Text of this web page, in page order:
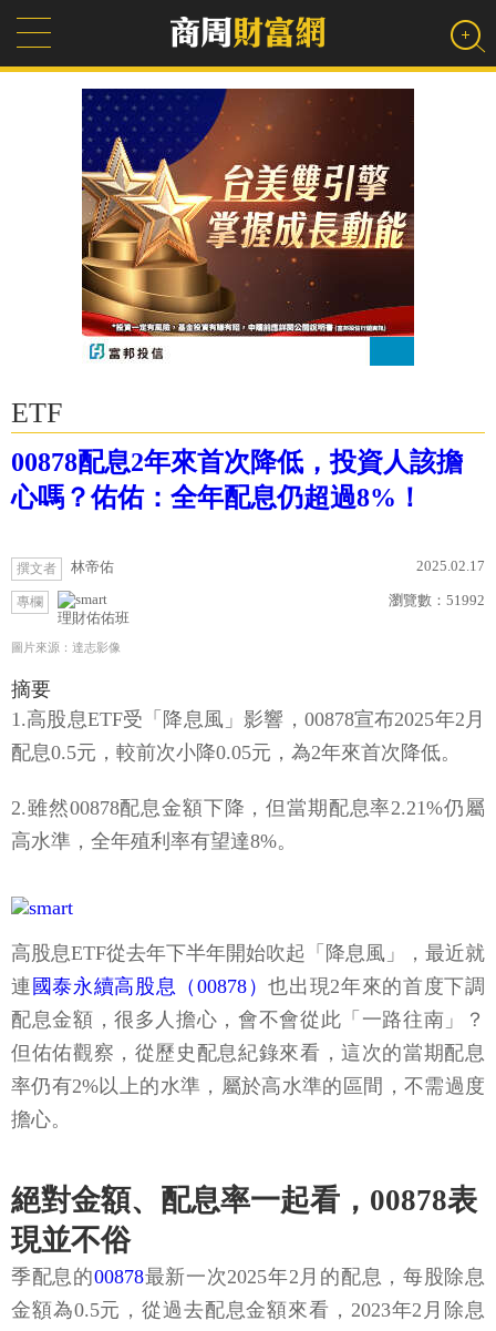
ETF
00878配息2年來首次降低，投資人該擔
心嗎？佑佑：全年配息仍超過8%！
撰文者 林帝佑 2025.02.17
專欄
理財佑佑班
瀏覽數： 51992
圖片來源：達志影像
摘要
1.高股息ETF受「降息風」影響，00878宣布2025年2月
配息0.5元，較前次小降0.05元，為2年來首次降低。
2.雖然00878配息金額下降，但當期配息率2.21%仍屬
高水準，全年殖利率有望達8%。
高股息ETF從去年下半年開始吹起「降息風」，最近就
連 國泰永續高股息（00878）也出現2年來的首度下調
配息金額，很多人擔心，會不會從此「一路往南」？
但佑佑觀察，從歷史配息紀錄來看，這次的當期配息
率仍有2%以上的水準，屬於高水準的區間，不需過度
擔心。
絕對金額、配息率一起看，00878表
現並不俗
季配息的00878最新一次2025年2月的配息，每股除息
金額為0.5元，從過去配息金額來看，2023年2月除息